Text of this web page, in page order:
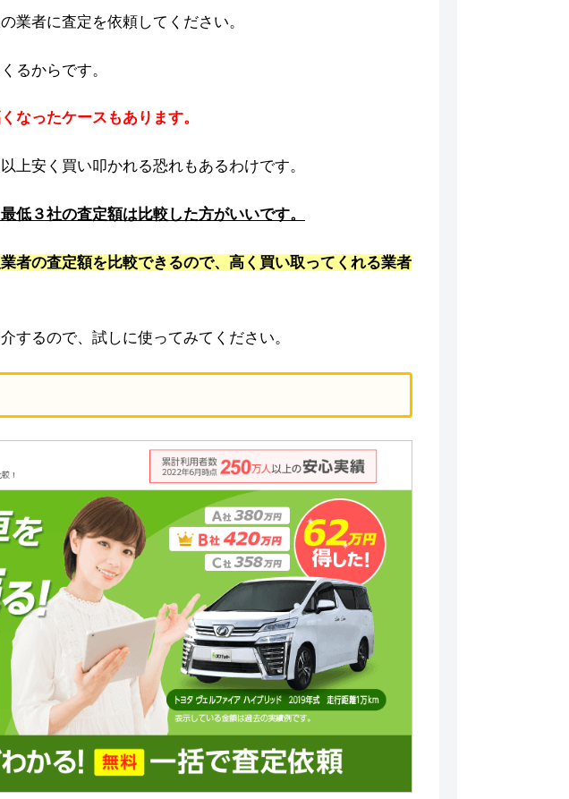
業者に査定を依頼してください。
るからです。
なったケースもあります。
上安く買い叩かれる恐れもあるわけです。
低３社の査定額は比較した方がいいです。
者の査定額を比較できるので、高く買い取ってくれる業者
するので、試しに使ってみてください。